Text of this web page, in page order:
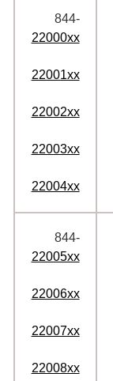
844‑
22000xx
22001xx
22002xx
22003xx
22004xx
844‑
22005xx
22006xx
22007xx
22008xx